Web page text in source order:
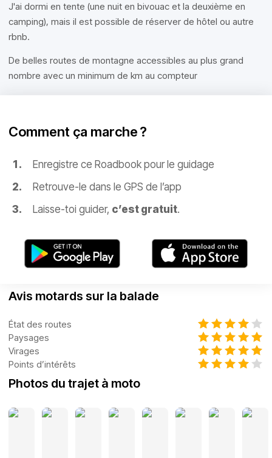
J'ai dormi en tente (une nuit en bivouac et la deuxième en
camping), mais il est possible de réserver de hôtel ou autre
rbnb.
De belles routes de montagne accessibles au plus grand
nombre avec un minimum de km au compteur
Comment ça marche ?
Enregistre ce Roadbook pour le guidage
Retrouve-le dans le GPS de l’app
Laisse-toi guider, c’est gratuit.
Avis motards sur la balade
État des routes
Paysages
Virages
Points d’intérêts
Photos du trajet à moto